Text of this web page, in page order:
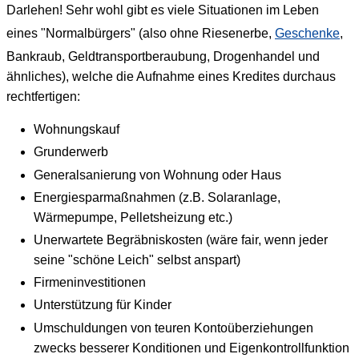
Darlehen! Sehr wohl gibt es viele Situationen im Leben
eines "Normalbürgers" (also ohne Riesenerbe, Geschenke,
Bankraub, Geldtransportberaubung, Drogenhandel und
ähnliches), welche die Aufnahme eines Kredites durchaus
rechtfertigen:
Wohnungskauf
Grunderwerb
Generalsanierung von Wohnung oder Haus
Energiesparmaßnahmen (z.B. Solaranlage,
Wärmepumpe, Pelletsheizung etc.)
Unerwartete Begräbniskosten (wäre fair, wenn jeder
seine "schöne Leich" selbst anspart)
Firmeninvestitionen
Unterstützung für Kinder
Umschuldungen von teuren Kontoüberziehungen
zwecks besserer Konditionen und Eigenkontrollfunktion